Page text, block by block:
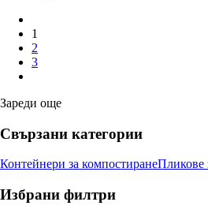
1
2
3
Зареди още
Свързани категории
Контейнери за компостиранеПликове
Избрани филтри